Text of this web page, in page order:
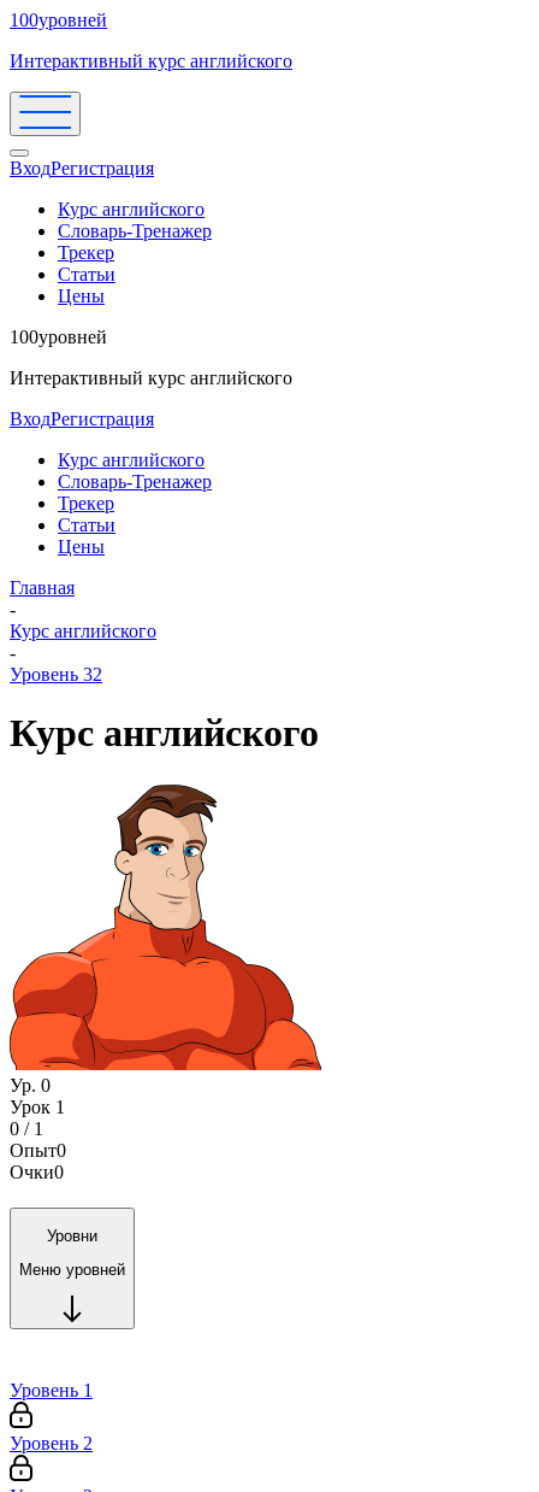
100уровней
Интерактивный курс английского
ВходРегистрация
Курс английского
Словарь-Тренажер
Трекер
Статьи
Цены
100уровней
Интерактивный курс английского
ВходРегистрация
Курс английского
Словарь-Тренажер
Трекер
Статьи
Цены
Главная
-
Курс английского
-
Уровень 32
Курс английского
Ур. 0
Урок 1
0 / 1
Опыт0
Очки0
Уровни
Меню уровней
Уровень 1
Уровень 2